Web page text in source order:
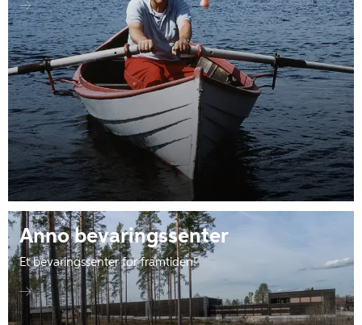
Anno bevaringssenter
Et bevaringssenter for framtiden!